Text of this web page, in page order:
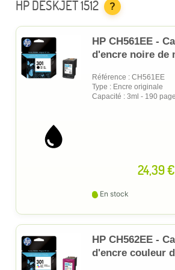
HP DESKJET 1512 ?
HP CH561EE -
d'encre noire de
Référence : CH561EE
Type : Encre originale
Capacité : 3ml - 190
24,39 €
En stock
HP CH562EE -
d'encre couleur